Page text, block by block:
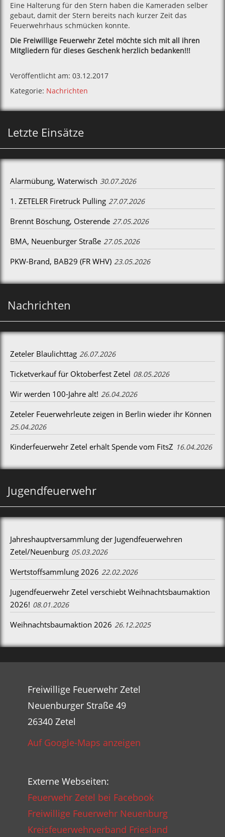
Eine Halterung für den Stern haben die Kameraden selber
gebaut, damit der Stern bereits nach kurzer Zeit das
Feuerwehrhaus schmücken konnte.
Die Freiwillige Feuerwehr Zetel möchte sich mit all ihren
Mitgliedern für dieses Geschenk herzlich bedanken!!!
Veröffentlicht am: 03.12.2017
Kategorie: Nachrichten
Letzte Einsätze
Alarmübung, Waterwisch 30.07.2026
1. ZETELER Firetruck Pulling 27.07.2026
Brennt Böschung, Osterende 27.05.2026
BMA, Neuenburger Straße 27.05.2026
PKW-Brand, BAB29 (FR WHV) 23.05.2026
Nachrichten
Zeteler Blaulichttag 26.07.2026
Ticketverkauf für Oktoberfest Zetel 08.05.2026
Wir werden 100-Jahre alt! 26.04.2026
Zeteler Feuerwehrleute zeigen in Berlin wieder ihr Können
25.04.2026
Kinderfeuerwehr Zetel erhält Spende vom FitsZ 16.04.2026
Jugendfeuerwehr
Jahreshauptversammlung der Jugendfeuerwehren
Zetel/Neuenburg 05.03.2026
Wertstoffsammlung 2026 22.02.2026
Jugendfeuerwehr Zetel verschiebt Weihnachtsbaumaktion
2026! 08.01.2026
Weihnachtsbaumaktion 2026 26.12.2025
Freiwillige Feuerwehr Zetel
Neuenburger Straße 49
26340 Zetel
Auf Google-Maps anzeigen
Externe Webseiten:
Feuerwehr Zetel bei Facebook
Freiwillige Feuerwehr Neuenburg
Kreisfeuerwehrverband Friesland